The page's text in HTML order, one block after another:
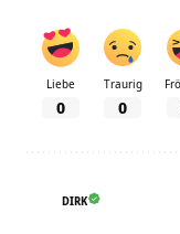
Liebe
0
Traurig
0
DIRK